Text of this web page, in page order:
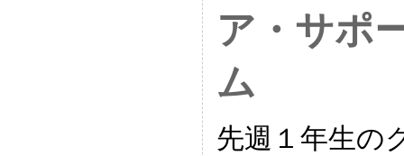
ア・サポ
ム
先週１年生の